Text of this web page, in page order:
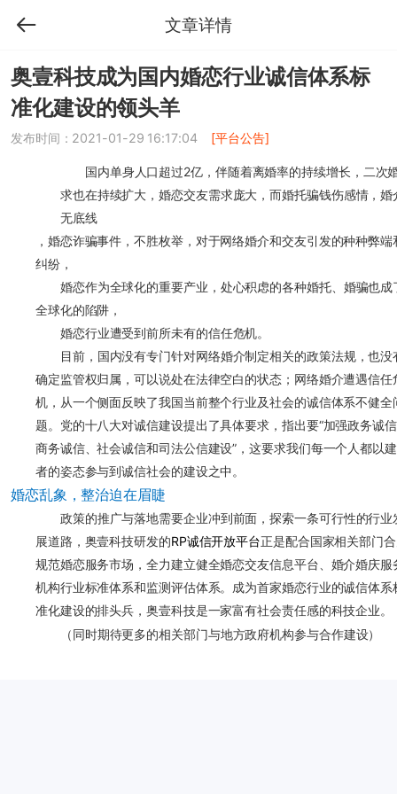
文章详情
奥壹科技成为国内婚恋行业诚信体系标
准化建设的领头羊
发布时间：2021-01-29 16:17:04 [平台公告]
国内单身人口超过2亿，伴随着离婚率的持续增长，二次
求也在持续扩大，婚恋交友需求庞大，而婚托骗钱伤感情，婚
无底线
，婚恋诈骗事件，不胜枚举，对于网络婚介和交友引发的种种弊端
纠纷，
婚恋作为全球化的重要产业，处心积虑的各种婚托、婚骗也成
全球化的陷阱，
婚恋行业遭受到前所未有的信任危机。
目前，国内没有专门针对网络婚介制定相关的政策法规，也没
确定监管权归属，可以说处在法律空白的状态；网络婚介遭遇信任
机，从一个侧面反映了我国当前整个行业及社会的诚信体系不健全
题。党的十八大对诚信建设提出了具体要求，指出要“加强政务诚
商务诚信、社会诚信和司法公信建设”，这要求我们每一个人都以
者的姿态参与到诚信社会的建设之中。
婚恋乱象，整治迫在眉睫
政策的推广与落地需要企业冲到前面，探索一条可行性的行业
展道路，奥壹科技研发的RP诚信开放平台正是配合国家相关部门
规范婚恋服务市场，全力建立健全婚恋交友信息平台、婚介婚庆服
机构行业标准体系和监测评估体系。成为首家婚恋行业的诚信体系
准化建设的排头兵，奥壹科技是一家富有社会责任感的科技企业。
（同时期待更多的相关部门与地方政府机构参与合作建设）